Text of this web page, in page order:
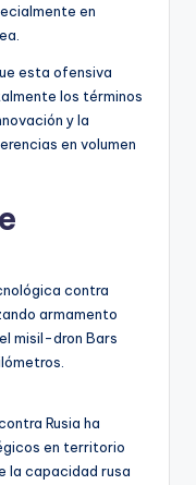
en
esta ofensiva
los términos
y la
en volumen
contra
armamento
misil-dron Bars
Rusia ha
en territorio
la capacidad rusa